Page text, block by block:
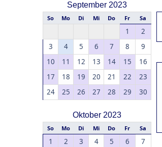
September 2023
So Mo Di Mi Do Fr Sa
1
2
3
4 5 6 7 8
9
10
11 12 13 14 15
16
17
18 19 20 21 22
23
24
25 26 27 28 29 30
Oktober 2023
So Mo Di Mi Do Fr Sa
1 2 3 4 5 6
7